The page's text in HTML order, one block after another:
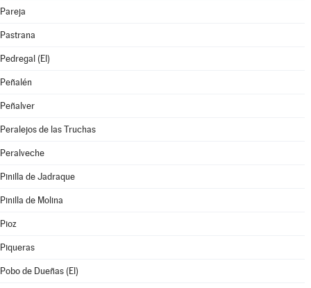
Pareja
Pastrana
Pedregal (El)
Peñalén
Peñalver
Peralejos de las Truchas
Peralveche
Pinilla de Jadraque
Pinilla de Molina
Pioz
Piqueras
Pobo de Dueñas (El)